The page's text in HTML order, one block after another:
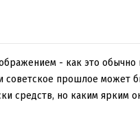
- как это
советское прошлое может
средств, но каким ярким